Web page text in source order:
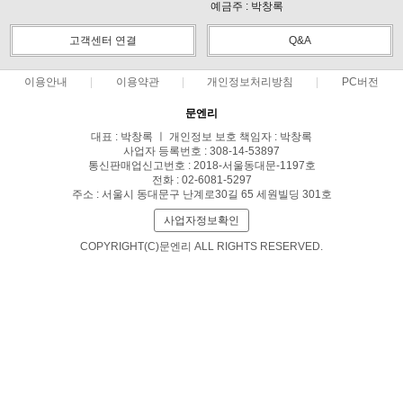
예금주 : 박창록
고객센터 연결 Q&A
이용안내 이용약관 개인정보처리방침 PC버전
문엔리
대표 : 박창록 ㅣ 개인정보 보호 책임자 : 박창록
사업자 등록번호 : 308-14-53897
통신판매업신고번호 : 2018-서울동대문-1197호
전화 : 02-6081-5297
주소 : 서울시 동대문구 난계로30길 65 세원빌딩 301호
사업자정보확인
COPYRIGHT(C)문엔리 ALL RIGHTS RESERVED.